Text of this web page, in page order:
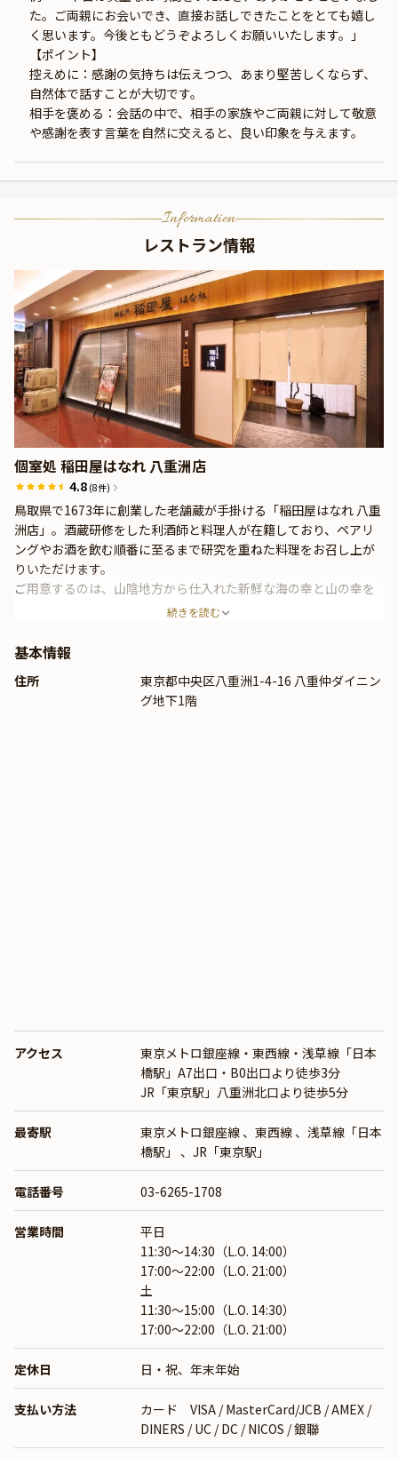
た。ご両親にお会いでき、直接お話しできたことをとても嬉し
く思います。今後ともどうぞよろしくお願いいたします。」
【ポイント】
控えめに：感謝の気持ちは伝えつつ、あまり堅苦しくならず、
自然体で話すことが大切です。
相手を褒める：会話の中で、相手の家族やご両親に対して敬意
や感謝を表す言葉を自然に交えると、良い印象を与えます。
Information
レストラン情報
個室処 稲田屋はなれ 八重洲店
4.8 (8件)
鳥取県で1673年に創業した老舗蔵が手掛ける「稲田屋はなれ 八重
洲店」。酒蔵研修をした利酒師と料理人が在籍しており、ペアリ
ングやお酒を飲む順番に至るまで研究を重ねた料理をお召し上が
りいただけます。
ご用意するのは、山陰地方から仕入れた新鮮な海の幸と山の幸を
使った、見た目も美しい懐石料理。生原酒や市場に出回らない限
ださい。
続きを読む
基本情報
住所
東京都中央区八重洲1-4-16 八重仲ダイニン
グ地下1階
アクセス
東京メトロ銀座線・東西線・浅草線「日本
橋駅」A7出口・B0出口より徒歩3分
JR「東京駅」八重洲北口より徒歩5分
最寄駅 東京メトロ銀座線 、 東西線 、 浅草線「日本
橋駅」
、 JR「東京駅」
電話番号 03-6265-1708
営業時間
平日
11:30～14:30（L.O. 14:00）
17:00～22:00（L.O. 21:00）
土
11:30～15:00（L.O. 14:30）
17:00～22:00（L.O. 21:00）
定休日 日・祝、年末年始
支払い方法
カード VISA / MasterCard/JCB / AMEX /
DINERS / UC / DC / NICOS / 銀聯